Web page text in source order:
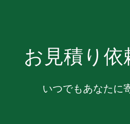
お見積り依
いつでもあなたに